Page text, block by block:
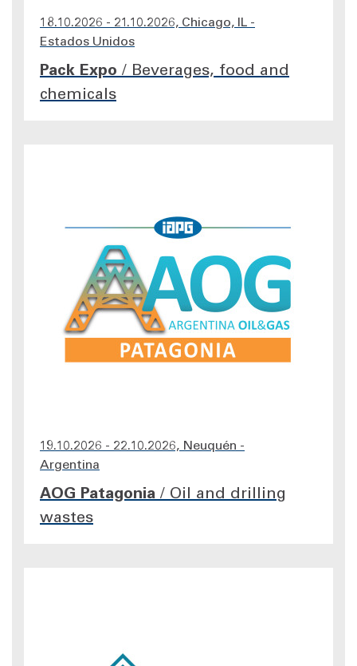
18.10.2026 - 21.10.2026, Chicago, IL -
Estados Unidos
Pack Expo / Beverages, food and
chemicals
19.10.2026 - 22.10.2026, Neuquén -
Argentina
AOG Patagonia / Oil and drilling
wastes